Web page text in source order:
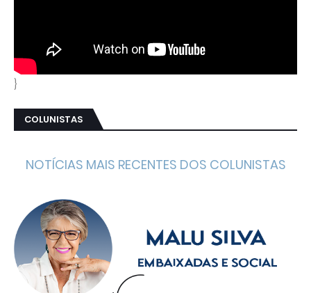
}
COLUNISTAS
NOTÍCIAS MAIS RECENTES DOS COLUNISTAS